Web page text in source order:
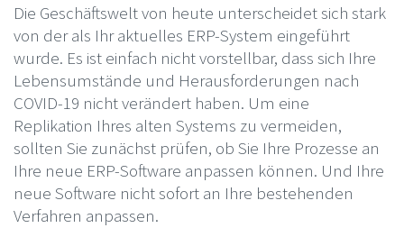
Die Geschäftswelt von heute unterscheidet sich stark
von der als Ihr aktuelles ERP-System eingeführt
wurde. Es ist einfach nicht vorstellbar, dass sich Ihre
Lebensumstände und Herausforderungen nach
COVID-19 nicht verändert haben. Um eine
Replikation Ihres alten Systems zu vermeiden,
sollten Sie zunächst prüfen, ob Sie Ihre Prozesse an
Ihre neue ERP-Software anpassen können. Und Ihre
neue Software nicht sofort an Ihre bestehenden
Verfahren anpassen.